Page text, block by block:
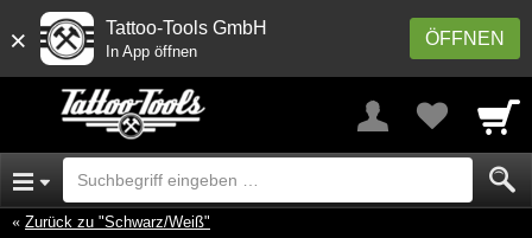
× ÖFFNEN
Tattoo-Tools GmbH
In App öffnen
Zurück zu "Schwarz/Weiß"